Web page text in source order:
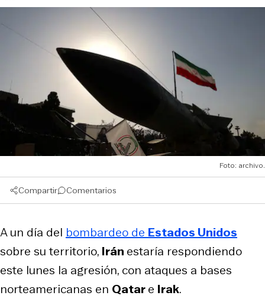
Foto: archivo.
Compartir Comentarios
A un día del bombardeo de Estados Unidos
sobre su territorio, Irán estaría respondiendo
este lunes la agresión, con ataques a bases
norteamericanas en Qatare Irak.